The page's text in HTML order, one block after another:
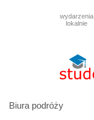
wydarzenia
lokalnie
Biura podróży